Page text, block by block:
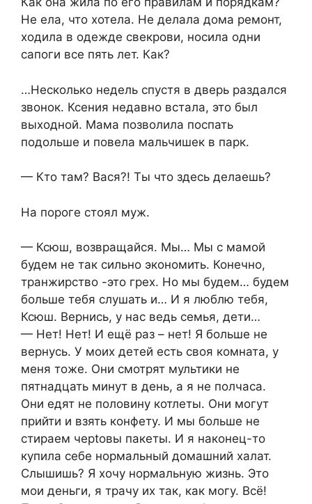
Не ела, что хотела. Не делала дома ремонт,
ходила в одежде свекрови, носила одни
сапоги все пять лет. Как?
…Несколько недель спустя в дверь раздался
звонок. Ксения недавно встала, это был
выходной. Мама позволила поспать
подольше и повела мальчишек в парк.
— Кто там? Вася?! Ты что здесь делаешь?
На пороге стоял муж.
— Ксюш, возвращайся. Мы… Мы с мамой
будем не так сильно экономить. Конечно,
транжирство -это грех. Но мы будем… будем
больше тебя слушать и… И я люблю тебя,
Ксюш. Вернись, у нас ведь семья, дети…
— Нет! Нет! И ещё раз – нет! Я больше не
вернусь. У моих детей есть своя комната, у
меня тоже. Они смотрят мультики не
пятнадцать минут в день, а я не полчаса.
Они едят не половину котлеты. Они могут
прийти и взять конфету. И мы больше не
стираем черtовы пакеты. И я наконец-то
купила себе нормальный домашний халат.
Слышишь? Я хочу нормальную жизнь. Это
мои деньги, я трачу их так, как могу. Всё!